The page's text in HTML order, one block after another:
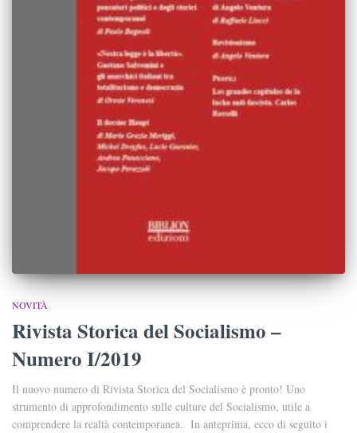
NOVITÀ
Rivista Storica del Socialismo –
Numero I/2019
Il nuovo numero di Rivista Storica del Socialismo è pronto! Uno
strumento di approfondimento sulle culture del Socialismo, utile a
comprendere la realtà contemporanea. In anteprima, ecco di seguito i